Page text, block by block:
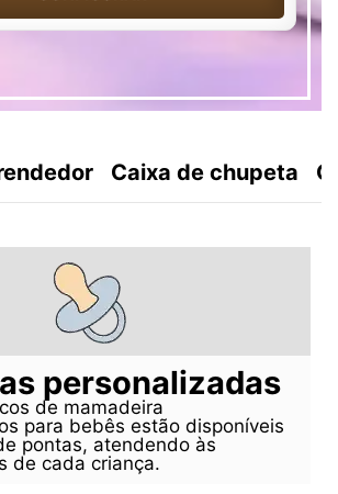
Caixa de chupeta
personalizadas
de mamadeira
para bebês estão disponíveis
pontas, atendendo às
de cada criança.